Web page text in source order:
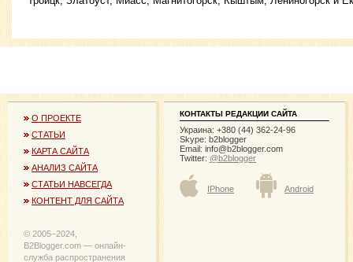
О ПРОЕКТЕ
СТАТЬИ
КАРТА САЙТА
АНАЛИЗ САЙТА
СТАТЬИ НАВСЕГДА
КОНТЕНТ ДЛЯ САЙТА
© 2005−2024,
B2Blogger.com — онлайн-
служба распространения
КОНТАКТЫ РЕДАКЦИИ САЙТА
Украина: +380 (44) 362-24-96
Skype: b2blogger
Email: info@b2blogger.com
Twitter: @b2blogger
IPhone Android